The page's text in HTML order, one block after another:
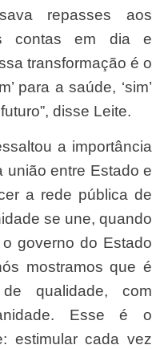
repasses aos
contas em dia e
transformação é o
para a saúde, ‘sim’
disse Leite.
união entre Estado e
a rede pública de
se une, quando
governo do Estado
mostramos que é
qualidade, com
Esse é o
estimular cada vez